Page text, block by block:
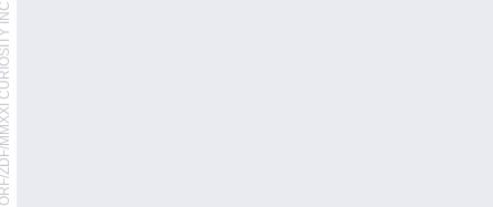
ORF/ZDF/MMXXI CURIOSITY INC